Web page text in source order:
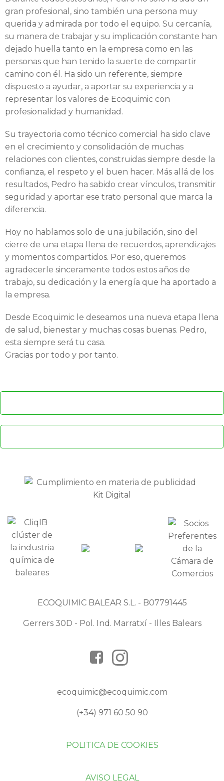
gran profesional, sino también una persona muy
querida y admirada por todo el equipo. Su cercanía,
su manera de trabajar y su implicación constante han
dejado huella tanto en la empresa como en las
personas que han tenido la suerte de compartir
camino con él. Ha sido un referente, siempre
dispuesto a ayudar, a aportar su experiencia y a
representar los valores de Ecoquimic con
profesionalidad y humanidad.
Su trayectoria como técnico comercial ha sido clave
en el crecimiento y consolidación de muchas
relaciones con clientes, construidas siempre desde la
confianza, el respeto y el buen hacer. Más allá de los
resultados, Pedro ha sabido crear vínculos, transmitir
seguridad y aportar ese trato personal que marca la
diferencia.
Hoy no hablamos solo de una jubilación, sino del
cierre de una etapa llena de recuerdos, aprendizajes
y momentos compartidos. Por eso, queremos
agradecerle sinceramente todos estos años de
trabajo, su dedicación y la energía que ha aportado a
la empresa.
Desde Ecoquimic le deseamos una nueva etapa llena
de salud, bienestar y muchas cosas buenas. Pedro,
esta siempre será tu casa.
Gracias por todo y por tanto.
ECOQUIMIC BALEAR S.L. - B07791445
Gerrers 30D - Pol. Ind. Marratxí - Illes Balears
ecoquimic@ecoquimic.com
(+34) 971 60 50 90
POLITICA DE COOKIES
AVISO LEGAL